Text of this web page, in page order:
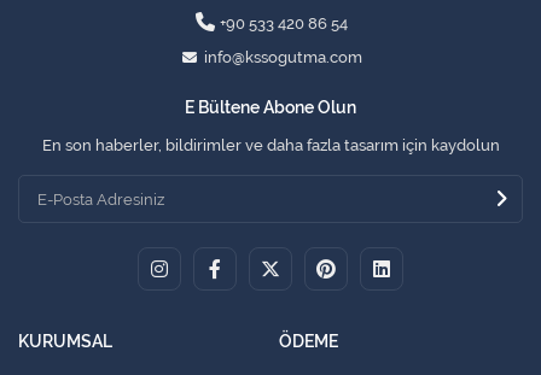
+90 533 420 86 54
info@kssogutma.com
E Bültene Abone Olun
En son haberler, bildirimler ve daha fazla tasarım için kaydolun
KURUMSAL ÖDEME